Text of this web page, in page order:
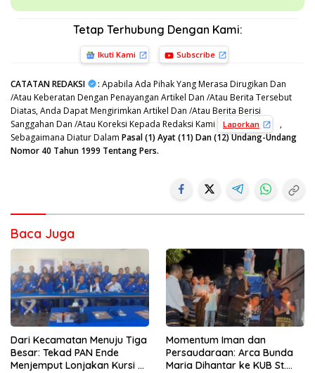
Tetap Terhubung Dengan Kami:
Ikuti Kami Subscribe
CATATAN REDAKSI : Apabila Ada Pihak Yang Merasa Dirugikan Dan
/Atau Keberatan Dengan Penayangan Artikel Dan /Atau Berita Tersebut
Diatas, Anda Dapat Mengirimkan Artikel Dan /Atau Berita Berisi
Sanggahan Dan /Atau Koreksi Kepada Redaksi Kami
Laporkan
,
Sebagaimana Diatur Dalam Pasal (1) Ayat (11) Dan (12) Undang-Undang
Nomor 40 Tahun 1999 Tentang Pers.
Baca Juga
Dari Kecamatan Menuju Tiga
Besar: Tekad PAN Ende
Menjemput Lonjakan Kursi di
Momentum Iman dan
Persaudaraan: Arca Bunda
Maria Dihantar ke KUB St.